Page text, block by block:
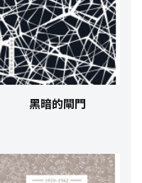
黑暗的閘門